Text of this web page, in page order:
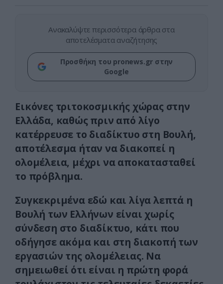
Ανακαλύψτε περισσότερα άρθρα στα
αποτελέσματα αναζήτησης
Προσθήκη του pronews.gr στην
Google
Εικόνες τριτοκοσμικής χώρας στην
Ελλάδα, καθώς πριν από λίγο
κατέρρευσε το διαδίκτυο στη Βουλή,
αποτέλεσμα ήταν να διακοπεί η
ολομέλεια, μέχρι να αποκατασταθεί
το πρόβλημα.
Συγκεκριμένα εδώ και λίγα λεπτά η
Βουλή των Ελλήνων είναι χωρίς
σύνδεση στο διαδίκτυο, κάτι που
οδήγησε ακόμα και στη διακοπή των
εργασιών της ολομέλειας. Να
σημειωθεί ότι είναι η πρώτη φορά